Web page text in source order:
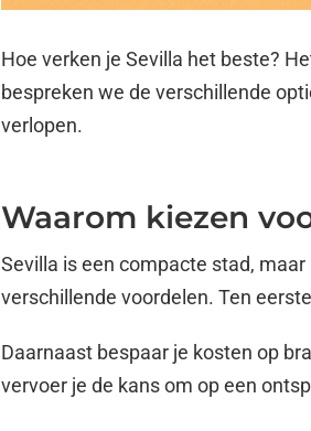
Hoe verken je Sevilla het beste?
bespreken we de verschillende
verlopen.
Waarom kiezen
Sevilla is een compacte stad,
verschillende voordelen. Ten
Daarnaast bespaar je kosten op
vervoer je de kans om op een